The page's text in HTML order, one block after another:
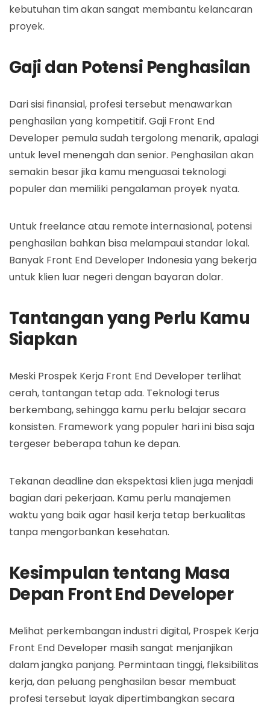
kebutuhan tim akan sangat membantu kelancaran
proyek.
Gaji dan Potensi Penghasilan
Dari sisi finansial, profesi tersebut menawarkan
penghasilan yang kompetitif. Gaji Front End
Developer pemula sudah tergolong menarik, apalagi
untuk level menengah dan senior. Penghasilan akan
semakin besar jika kamu menguasai teknologi
populer dan memiliki pengalaman proyek nyata.
Untuk freelance atau remote internasional, potensi
penghasilan bahkan bisa melampaui standar lokal.
Banyak Front End Developer Indonesia yang bekerja
untuk klien luar negeri dengan bayaran dolar.
Tantangan yang Perlu Kamu
Siapkan
Meski Prospek Kerja Front End Developer terlihat
cerah, tantangan tetap ada. Teknologi terus
berkembang, sehingga kamu perlu belajar secara
konsisten. Framework yang populer hari ini bisa saja
tergeser beberapa tahun ke depan.
Tekanan deadline dan ekspektasi klien juga menjadi
bagian dari pekerjaan. Kamu perlu manajemen
waktu yang baik agar hasil kerja tetap berkualitas
tanpa mengorbankan kesehatan.
Kesimpulan tentang Masa
Depan Front End Developer
Melihat perkembangan industri digital, Prospek Kerja
Front End Developer masih sangat menjanjikan
dalam jangka panjang. Permintaan tinggi, fleksibilitas
kerja, dan peluang penghasilan besar membuat
profesi tersebut layak dipertimbangkan secara